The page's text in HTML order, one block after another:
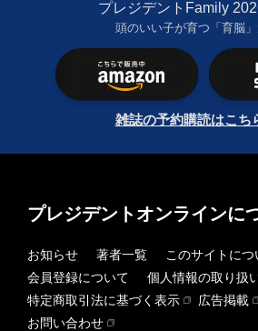
プレジデントFamily
頭のいい子が育つ「育脳
雑誌の予約購読はこち
プレジデントオンラインに
お知らせ 著者一覧
このサイトにつ
会員登録について
個人情報の取り扱
特定商取引法に基づく表示
広告掲載
お問い合わせ